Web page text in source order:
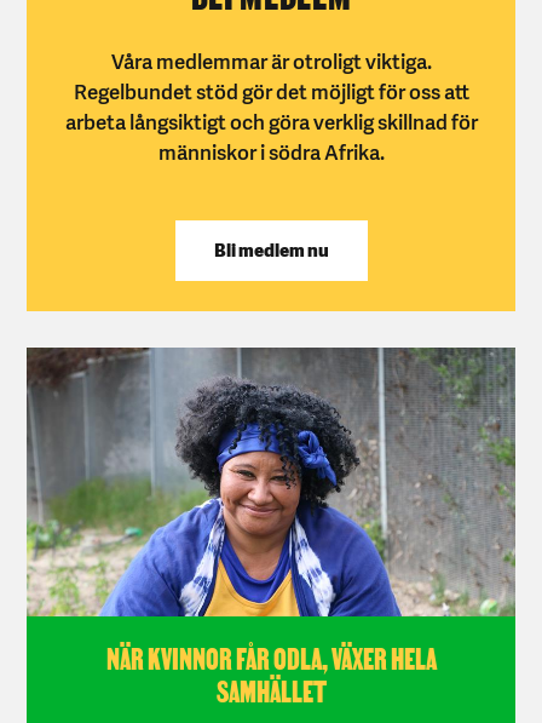
Våra medlemmar är otroligt viktiga.
Regelbundet stöd gör det möjligt för oss att
arbeta långsiktigt och göra verklig skillnad för
människor i södra Afrika.
Bli medlem nu
NÄR KVINNOR FÅR ODLA, VÄXER HELA
SAMHÄLLET